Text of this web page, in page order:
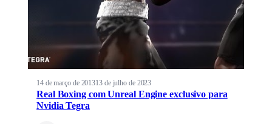
14 de março de 201313 de julho de 2023
Real Boxing com Unreal Engine exclusivo para
Nvidia Tegra